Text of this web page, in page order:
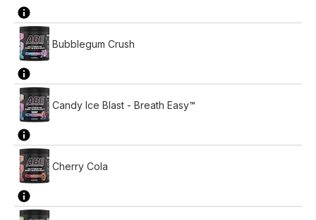
Bubblegum Crush
Candy Ice Blast - Breath Easy™
Cherry Cola